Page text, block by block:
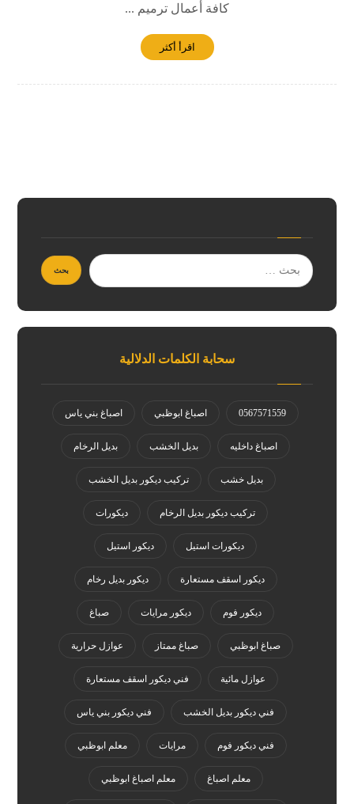
كافة أعمال ترميم ...
اقرأ أكثر
سحابة الكلمات الدلالية
0567571559 اصباغ ابوظبي اصباغ بني ياس
اصباغ داخليه بديل الخشب بديل الرخام
بديل خشب تركيب ديكور بديل الخشب
تركيب ديكور بديل الرخام ديكورات
ديكورات استيل ديكور استيل
ديكور اسقف مستعارة ديكور بديل رخام
ديكور فوم ديكور مرايات صباغ
صباغ ابوظبي صباغ ممتاز عوازل حرارية
عوازل مائية فني ديكور اسقف مستعارة
فني ديكور بديل الخشب فني ديكور بني ياس
فني ديكور فوم مرايات معلم ابوظبي
معلم اصباغ معلم اصباغ ابوظبي